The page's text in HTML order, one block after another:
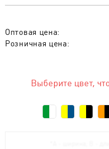
Оптовая цена:
Розничная цена:
Тираж от 11 шт. :
Выберите цвет,